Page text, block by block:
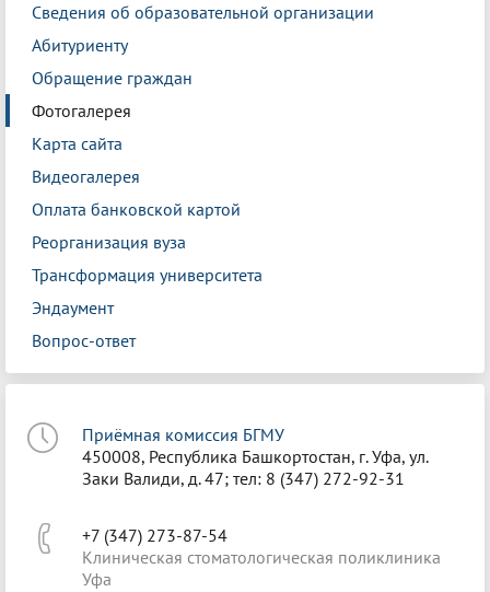
Сведения об образовательной организации
Абитуриенту
Обращение граждан
Фотогалерея
Карта сайта
Видеогалерея
Оплата банковской картой
Реорганизация вуза
Трансформация университета
Эндаумент
Вопрос-ответ
Приёмная комиссия БГМУ
450008, Республика Башкортостан, г. Уфа, ул.
Заки Валиди, д. 47; тел: 8 (347) 272-92-31
+7 (347) 273-87-54
Клиническая стоматологическая поликлиника
Уфа